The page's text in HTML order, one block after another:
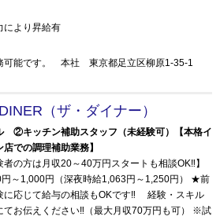
より昇給有
可能です。 本社 東京都足立区柳原1-35-1
（ザ・ダイナー）
②キッチン補助スタッフ（未経験可）【本格イ
店での調理補助業務】
の方は月収20～40万円スタートも相談OK‼】
～1,000円（深夜時給1,063円～1,250円） ★前
に応じて給与の相談もOKです‼ 経験・スキル
てお伝えください‼（最大月収70万円も可） ※試